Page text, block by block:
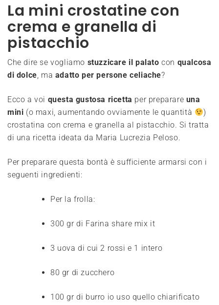
La mini crostatine con
crema e granella di
pistacchio
Che dire se vogliamo stuzzicare il palato con qualcosa
di dolce, ma adatto per persone celiache?
Ecco a voi questa gustosa ricetta per preparare una
mini (o maxi, aumentando ovviamente le quantità
)
crostatina con crema e granella al pistacchio. Si tratta
di una ricetta ideata da Maria Lucrezia Peloso.
Per preparare questa bontà è sufficiente armarsi con i
seguenti ingredienti:
Per la frolla:
300 gr di Farina share mix it
3 uova di cui 2 rossi e 1 intero
80 gr di zucchero
100 gr di burro io uso quello chiarificato